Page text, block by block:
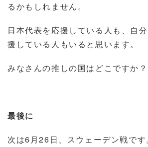
るかもしれません。
日本代表を応援している人も、自
援している人もいると思います。
みなさんの推しの国はどこですか？
最後に
次は6月26日、スウェーデン戦で